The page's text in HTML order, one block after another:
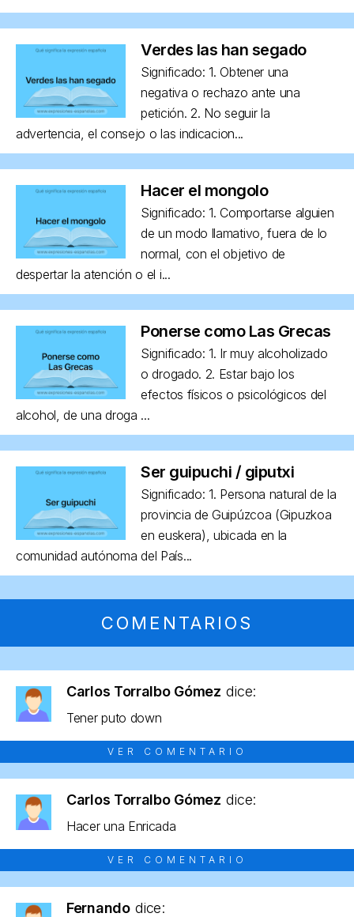
Verdes las han segado
Significado: 1. Obtener una
negativa o rechazo ante una
petición. 2. No seguir la
advertencia, el consejo o las indicacion...
Hacer el mongolo
Significado: 1. Comportarse alguien
de un modo llamativo, fuera de lo
normal, con el objetivo de
despertar la atención o el i...
Ponerse como Las Grecas
Significado: 1. Ir muy alcoholizado
o drogado. 2. Estar bajo los
efectos físicos o psicológicos del
alcohol, de una droga ...
Ser guipuchi / giputxi
Significado: 1. Persona natural de la
provincia de Guipúzcoa (Gipuzkoa
en euskera), ubicada en la
comunidad autónoma del País...
COMENTARIOS
Carlos Torralbo Gómez dice:
Tener puto down
VER COMENTARIO
Carlos Torralbo Gómez dice:
Hacer una Enricada
VER COMENTARIO
Fernando dice: